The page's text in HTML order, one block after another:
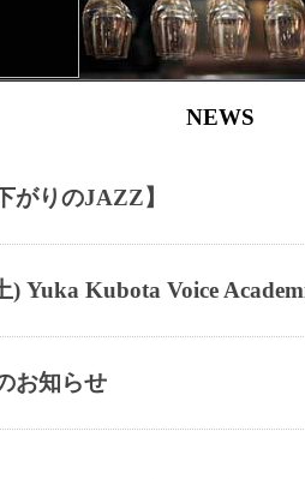
NEWS
がりのJAZZ】
) Yuka Kubota Voice
お知らせ